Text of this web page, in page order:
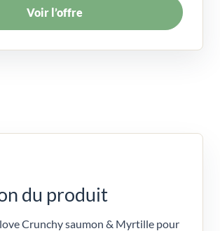
Voir l’offre
du produit
Crunchy saumon & Myrtille pour